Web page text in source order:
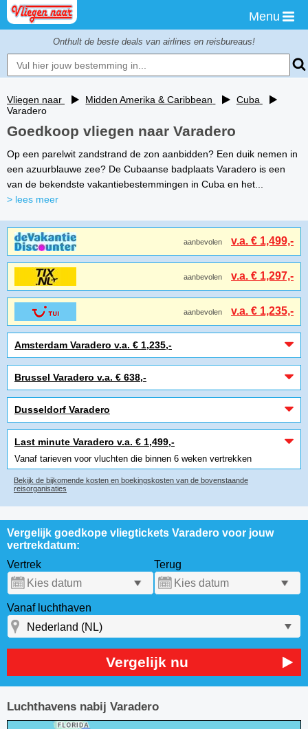
Menu
Onthult de beste deals van airlines en reisbureaus!
Vliegen naar Midden Amerika & Caribbean
Cuba
Varadero
Goedkoop vliegen naar Varadero
Op een parelwit zandstrand de zon aanbidden? Een duik nemen in
een azuurblauwe zee? De Cubaanse badplaats Varadero is een
van de bekendste vakantiebestemmingen in Cuba en het...
> lees meer
aanbevolen v.a. € 1,499,-
aanbevolen v.a. € 1,297,-
aanbevolen v.a. € 1,235,-
Amsterdam Varadero v.a. € 1,235,-
Brussel Varadero v.a. € 638,-
Dusseldorf Varadero
Last minute Varadero v.a. € 1,499,-
Vanaf tarieven voor vluchten die binnen 6 weken vertrekken
Bekijk de bijkomende kosten en boekingskosten van de bovenstaande
reisorganisaties
Vergelijk goedkope vliegtickets Varadero voor jouw
vertrekdatum:
Vertrek
Terug
Vanaf luchthaven
Vergelijk nu
Luchthavens nabij Varadero